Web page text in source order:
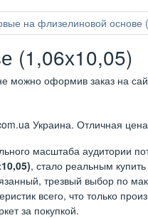
на флизелиновой
(1,06х10,05)
можно оформив заказ на
Украина. Отличная
масштаба аудитории
, стало реальным
трезвый выбор по
всего, что только
за покупкой.